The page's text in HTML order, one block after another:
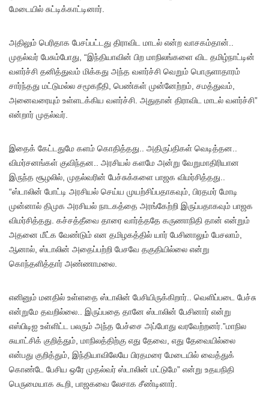
மேடையில் சுட்டிக்காட்டினார்.
அதிலும் பெரிதாக பேசப்பட்டது திராவிட மாடல் என்ற வாசகம்தான்..
முதல்வர் பேசும்போது, “இந்தியாவின் பிற மாநிலங்களை விட தமிழ்நாட்டின்
வளர்ச்சி தனித்துவம் மிக்கது அந்த வளர்ச்சி வெறும் பொருளாதாரம்
சார்ந்தது மட்டுமல்ல சமூகநீதி, பெண்கள் முன்னேற்றம், சமத்துவம்,
அனைவரையும் உள்ளடக்கிய வளர்ச்சி. அதுதான் திராவிட மாடல் வளர்ச்சி”
என்றார் முதல்வர்.
இதைக் கேட்டதுமே களம் கொதித்தது.. அதிருப்திகள் வெடித்தன..
விமர்சனங்கள் குவிந்தன.. அரசியல் களமே அன்று வேறுமாதிரியான
இருந்த சூழலில், முதல்வரின் பேச்சுக்களை பாஜக விமர்சித்தது..
“ஸ்டாலின் போட்டி அரசியல் செய்ய முயற்சிப்பதாகவும், பிரதமர் மோடி
முன்னால் திமுக அரசியல் நாடகத்தை அரங்கேற்றி இருப்பதாகவும் பாஜக
விமர்சித்தது. கச்சத்தீவை தாரை வார்த்ததே கருணாநிதி தான் என்றும்
அதனை மீட்க வேண்டும் என தமிழகத்தில் யார் பேசினாலும் பேசலாம்,
ஆனால், ஸ்டாலின் அதைப்பற்றி பேசவே தகுதியில்லை என்று
கொந்தளித்தார் அண்ணாமலை.
எனினும் மனதில் உள்ளதை ஸ்டாலின் பேசியிருக்கிறார்.. வெளிப்படை பேச்சு
என்றுமே தவறில்லை.. இருப்பதை தானே ஸ்டாலின் பேசினார் என்று
எஸ்பிடிஐ உள்ளிட்ட பலரும் அந்த பேச்சை அப்போது வரவேற்றனர்.”மாநில
சுயாட்சிக் குறித்தும், மாநிலத்திற்கு எது தேவை, எது தேவையில்லை
என்பது குறித்தும், இந்தியாவிலேயே பிரதமரை மேடையில் வைத்துக்
கொண்டே பேசிய ஒரே முதல்வர் ஸ்டாலின் மட்டுமே” என்று உதயநிதி
பெருமையாக கூறி, பாஜகவை லேசாக சீண்டினார்.